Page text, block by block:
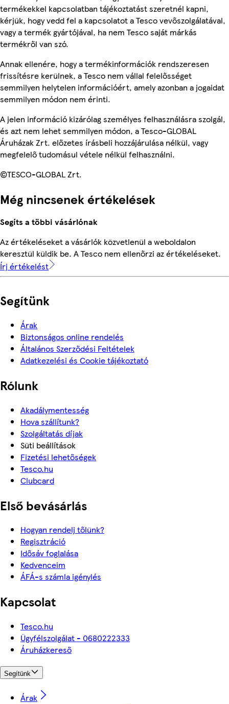
termékekkel kapcsolatban tájékoztatást szeretnél kapni,
kérjük, hogy vedd fel a kapcsolatot a Tesco vevőszolgálatával,
vagy a termék gyártójával, ha nem Tesco saját márkás
termékről van szó.
Annak ellenére, hogy a termékinformációk rendszeresen
frissítésre kerülnek, a Tesco nem vállal felelősséget
semmilyen helytelen információért, amely azonban a jogaidat
semmilyen módon nem érinti.
A jelen információ kizárólag személyes felhasználásra szolgál,
és azt nem lehet semmilyen módon, a Tesco-GLOBAL
Áruházak Zrt. előzetes írásbeli hozzájárulása nélkül, vagy
megfelelő tudomásul vétele nélkül felhasználni.
©TESCO-GLOBAL Zrt.
Még nincsenek értékelések
Segíts a többi vásárlónak
Az értékeléseket a vásárlók közvetlenül a weboldalon
keresztül küldik be. A Tesco nem ellenőrzi az értékeléseket.
Írj értékelést
Segítünk
Árak
Biztonságos online rendelés
Általános Szerződési Feltételek
Adatkezelési és Cookie tájékoztató
Rólunk
Akadálymentesség
Hova szállítunk?
Szolgáltatás díjak
Süti beállítások
Fizetési lehetőségek
Tesco.hu
Clubcard
Első bevásárlás
Hogyan rendelj tőlünk?
Regisztráció
Idősáv foglalása
Kedvenceim
ÁFÁ-s számla igénylés
Kapcsolat
Tesco.hu
Ügyfélszolgálat - 0680222333
Áruházkereső
Segítünk
Árak